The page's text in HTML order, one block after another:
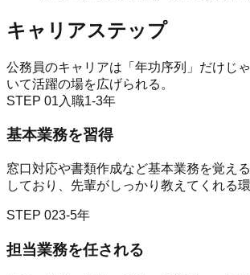
キャリアステップ
公務員のキャリアは「年功序列」だけじ
いて活躍の場を広げられる。
STEP 01 入職1-3年
基本業務を習得
窓口対応や書類作成など基本業務を覚え
しており、先輩がしっかり教えてくれる環
STEP 023-5年
担当業務を任される